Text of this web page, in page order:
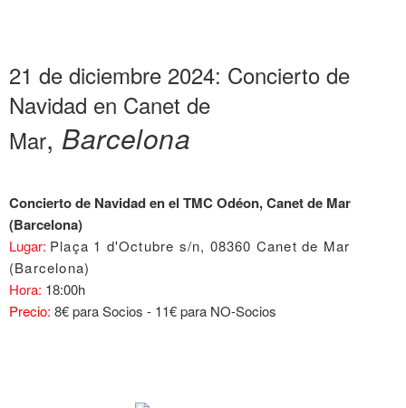
21 de diciembre 2024: Concierto de
Navidad en Canet de
Mar, Barcelona
Concierto de Navidad en el TMC Odéon, Canet de Mar
(Barcelona)
Lugar: Plaça 1 d'Octubre s/n, 08360 Canet de Mar
(Barcelona)
Hora: 18:00h
Precio: 8€ para Socios - 11€ para NO-Socios